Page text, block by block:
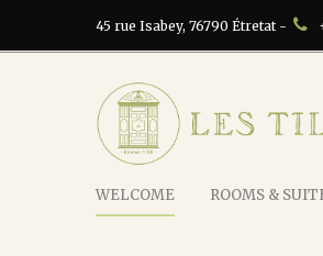
45 rue Isabey, 76790 Étretat -
WELCOME ROOMS &